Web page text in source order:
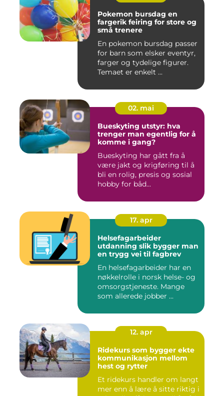
Pokemon bursdag en
fargerik feiring for store og
små trenere
En pokemon bursdag passer
for barn som elsker eventyr,
farger og tydelige figurer.
Temaet er enkelt ...
02. mai
Bueskyting utstyr: hva
trenger man egentlig for å
komme i gang?
Bueskyting har gått fra å
være jakt og krigføring til å
bli en rolig, presis og sosial
hobby for båd...
17. apr
Helsefagarbeider
utdanning slik bygger man
en trygg vei til fagbrev
En helsefagarbeider har en
nøkkelrolle i norsk helse- og
omsorgstjeneste. Mange
som allerede jobber ...
12. apr
Ridekurs som bygger ekte
kommunikasjon mellom
hest og rytter
Et ridekurs handler om langt
mer enn å lære å sitte riktig i